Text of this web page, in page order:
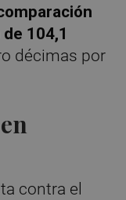
104,1
décimas por
contra el